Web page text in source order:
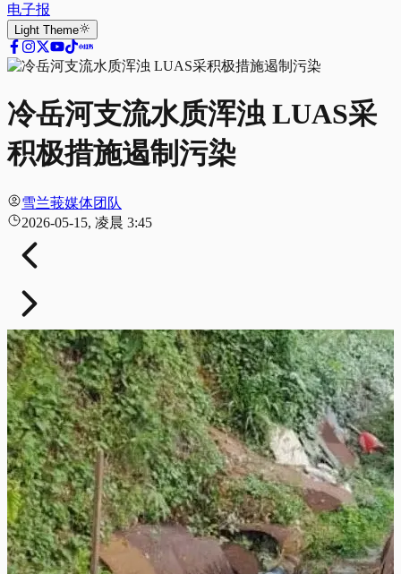
电子报
Light Theme
冷岳河支流水质浑浊 LUAS采
积极措施遏制污染
雪兰莪媒体团队
2026-05-15, 凌晨 3:45